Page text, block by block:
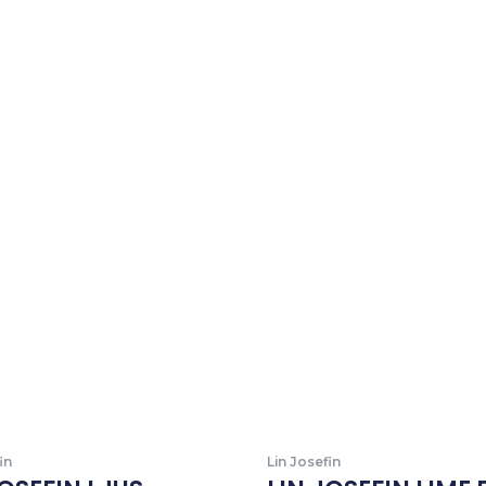
Lin Josefin